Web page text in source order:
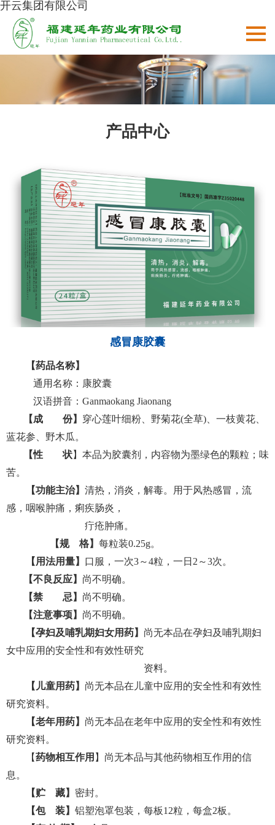
开云集团有限公司
产品中心
感冒康胶囊
【药品名称】
通用名称： 康胶囊
汉语拼音： Ganmaokang Jiaonang
【成 份】 穿心莲叶细粉、野菊花(全草)、一枝黄花、
蓝花参、野木瓜 。
【性 状】本品为胶囊剂，内容物为墨绿色的颗粒 ； 味
苦。
【功能主治】 清热，消炎，解毒。用于风热感冒 ，流
感，咽喉肿痛，痢疾肠炎，
疔疮肿痛。
【规 格】 每粒装0.25g。
【用法用量】 口服，一次3～4粒，一日2～3次。
【不良反应】 尚不明确。
【禁 忌】 尚不明确。
【注意事项】 尚不明确。
【孕妇及哺乳期妇女用药】 尚无本品在孕妇及哺乳期妇
女中应用的安全性和有效性研究
资料。
【 儿童用药】 尚无本品在儿童中应用的安全性和有效性
研究资料。
【老年用药】 尚无本品在老年中应用的安全性和有效性
研究资料。
【药物相互作用 】 尚无本品与其他药物相互作用 的信
息 。
【贮 藏】 密封。
【包 装】 铝塑泡罩包装，每板12粒，每盒2板。